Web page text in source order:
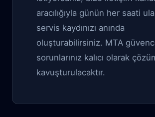
aracılığıyla günün her saati
servis kaydınızı anında
oluşturabilirsiniz. MTA
sorunlarınız kalıcı olarak
kavuşturulacaktır.